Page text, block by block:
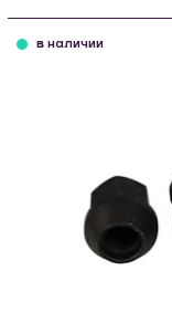
в наличии